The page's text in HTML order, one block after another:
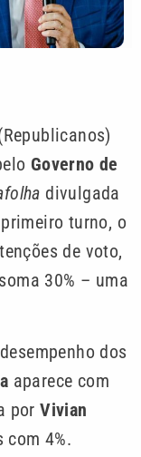
Governo de
divulgada
turno, o
de voto,
30% – uma
dos
aparece com
porVivian
com 4%.